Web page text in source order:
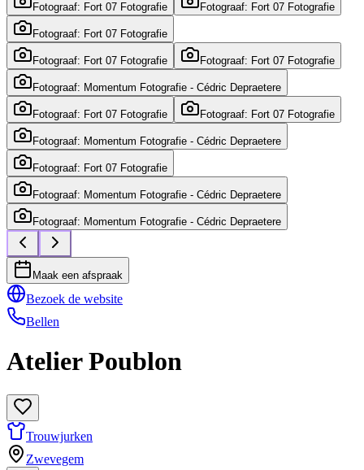
Fotograaf: Fort 07 Fotografie Fotograaf: Fort 07 Fotografie
Fotograaf: Fort 07 Fotografie
Fotograaf: Fort 07 Fotografie Fotograaf: Fort 07 Fotografie
Fotograaf: Momentum Fotografie - Cédric Depraetere
Fotograaf: Fort 07 Fotografie Fotograaf: Fort 07 Fotografie
Fotograaf: Momentum Fotografie - Cédric Depraetere
Fotograaf: Fort 07 Fotografie
Fotograaf: Momentum Fotografie - Cédric Depraetere
Fotograaf: Momentum Fotografie - Cédric Depraetere
Maak een afspraak
Bezoek de website
Bellen
Atelier Poublon
Trouwjurken
Zwevegem